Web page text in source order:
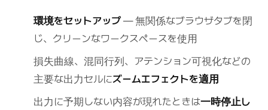
環境をセットアップ — 無関係なブラウザタブを閉
じ、クリーンなワークスペースを使用
損失曲線、混同行列、アテンション可視化などの
主要な出力セルにズームエフェクトを適用
出力に予期しない内容が現れたときは一時停止し